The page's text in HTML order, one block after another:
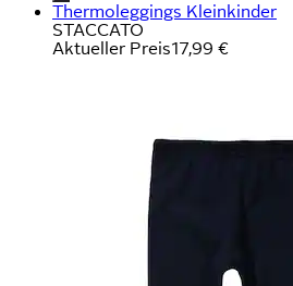
Thermoleggings Kleinkinder
STACCATO
Aktueller Preis17,99 €